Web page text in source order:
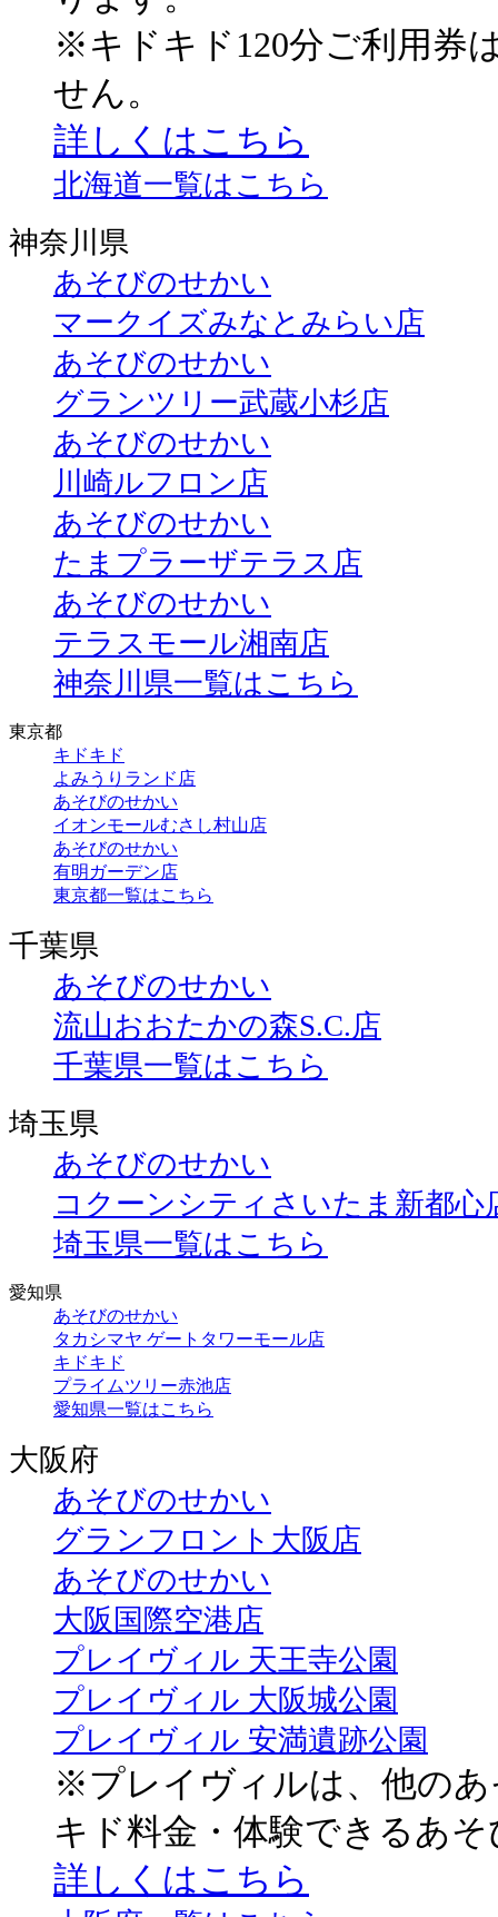
※キドキド120分ご利用券
せん。
詳しくはこちら
北海道一覧はこちら
神奈川県
あそびのせかい
マークイズみなとみらい店
あそびのせかい
グランツリー武蔵小杉店
あそびのせかい
川崎ルフロン店
あそびのせかい
たまプラーザテラス店
あそびのせかい
テラスモール湘南店
神奈川県一覧はこちら
東京都
キドキド
よみうりランド店
あそびのせかい
イオンモールむさし村山店
あそびのせかい
有明ガーデン店
東京都一覧はこちら
千葉県
あそびのせかい
流山おおたかの森S.C.店
千葉県一覧はこちら
埼玉県
あそびのせかい
コクーンシティさいたま新都心
埼玉県一覧はこちら
愛知県
あそびのせかい
タカシマヤ ゲートタワーモール店
キドキド
プライムツリー赤池店
愛知県一覧はこちら
大阪府
あそびのせかい
グランフロント大阪店
あそびのせかい
大阪国際空港店
プレイヴィル 天王寺公園
プレイヴィル 大阪城公園
プレイヴィル 安満遺跡公園
※プレイヴィルは、他の
キド料金・体験できるあ
詳しくはこちら